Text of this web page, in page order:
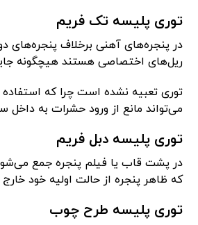
توری پلیسه تک فریم
در پنجره‌های آهنی برخلاف پنجره‌های
ریل‌های اختصاصی هستند هیچگونه
توری تعبیه نشده است چرا که استفاده
می‌تواند مانع از ورود حشرات به داخل
توری پلیسه دبل فریم
در پشت قاب یا فیلم پنجره جمع
که ظاهر پنجره از حالت اولیه خود
توری پلیسه طرح چوب